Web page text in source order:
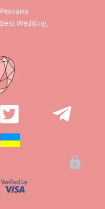
Реклама
Best Wedding